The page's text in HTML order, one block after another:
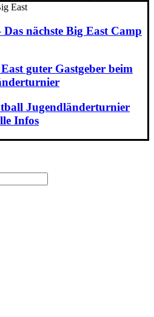
East
Das nächste Big East Camp
guter Gastgeber beim
Jugendländerturnier
Infos